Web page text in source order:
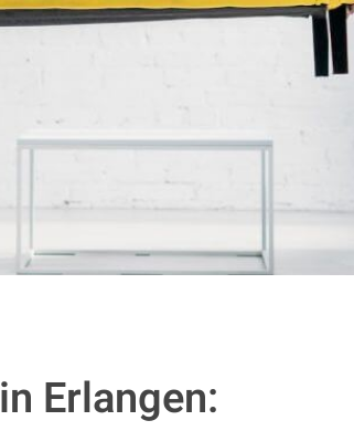
in Erlangen: